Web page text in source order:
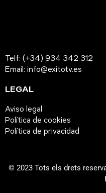
Telf: (+34) 934 342 312
Email: info@exitotv.es
LEGAL
Aviso legal
Política de cookies
Política de privacidad
© 2023 Tots els drets